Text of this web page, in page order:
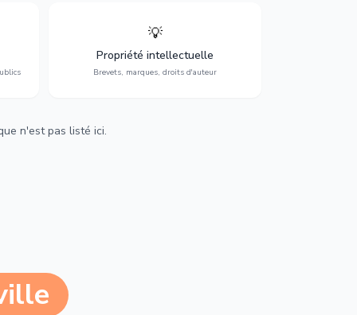
💡
Propriété intellectuelle
Brevets, marques, droits d'auteur
Protection de vos créations : brevets,
marques, droits d'auteur et lutte contre la
contrefaçon.
n'est pas listé ici.